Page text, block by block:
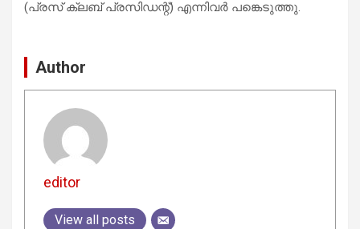
(പ്രസ് ക്ലബ് പ്രസിഡന്റ്) എന്നിവർ പങ്കെടുത്തു.
Author
editor
View all posts